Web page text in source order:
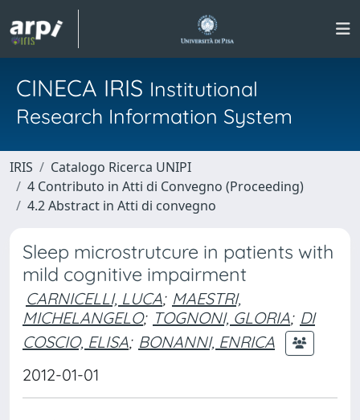
CINECA IRIS Institutional
Research Information System
IRIS
Catalogo Ricerca UNIPI
4 Contributo in Atti di Convegno (Proceeding)
4.2 Abstract in Atti di convegno
Sleep microstrutcure in patients with
mild cognitive impairment
CARNICELLI, LUCA; MAESTRI,
MICHELANGELO; TOGNONI, GLORIA; DI
COSCIO, ELISA; BONANNI, ENRICA
2012-01-01